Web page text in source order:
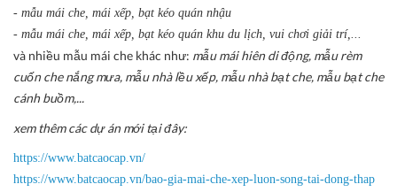
- mẫu mái che, mái xếp, bạt kéo quán nhậu
- mẫu mái che, mái xếp, bạt kéo quán khu du lịch, vui chơi giải trí,...
và nhiều mẫu mái che khác như: mẫu mái hiên di động, mẫu rèm
cuốn che nắng mưa, mẫu nhà lều xếp, mẫu nhà bạt che, mẫu bạt che
cánh buồm,...
xem thêm các dự án mới tại đây:
https://www.batcaocap.vn/
https://www.batcaocap.vn/bao-gia-mai-che-xep-luon-song-tai-dong-thap